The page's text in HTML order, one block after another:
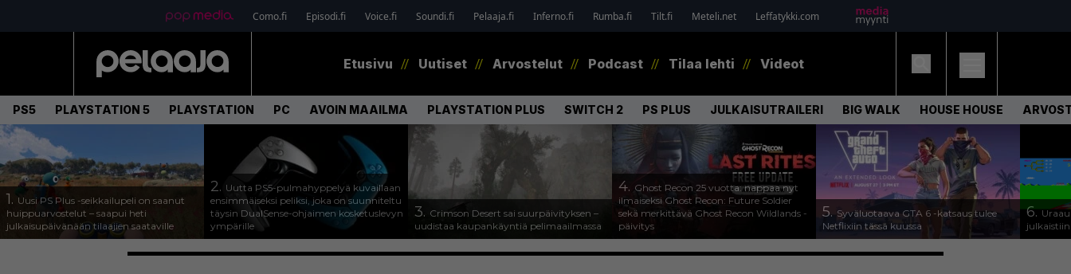
Como.fi Episodi.fi Voice.fi Soundi.fi Pelaaja.fi Inferno.fi Rumba.fi Tilt.fi Meteli.net Leffatykki.com
Etusivu Uutiset Arvostelut Podcast Tilaa lehti Videot
PS5 PLAYSTATION 5 PLAYSTATION PC AVOIN MAAILMA PLAYSTATION PLUS SWITCH 2 PS PLUS JULKAISUTRAILERI BIG WALK HOUSE HOUSE
1. Uusi PS Plus -seikkailupeli on saanut
huippuarvostelut – saapui heti
julkaisupäivänään tilaajien saataville
2. Uutta PS5-pulmahyppelyä kuvaillaan
ensimmäiseksi peliksi, joka on suunniteltu
täysin DualSense-ohjaimen kosketuslevyn
ympärille
3. Crimson Desert sai suurpäivityksen –
uudistaa kaupankäyntiä pelimaailmassa
4. Ghost Recon 25 vuotta: nappaa nyt
ilmaiseksi Ghost Recon: Future Soldier
sekä merkittävä Ghost Recon Wildlands -
päivitys
5. Syväluotaava GTA 6 -katsaus tulee
Netflixiin tässä kuussa
6.